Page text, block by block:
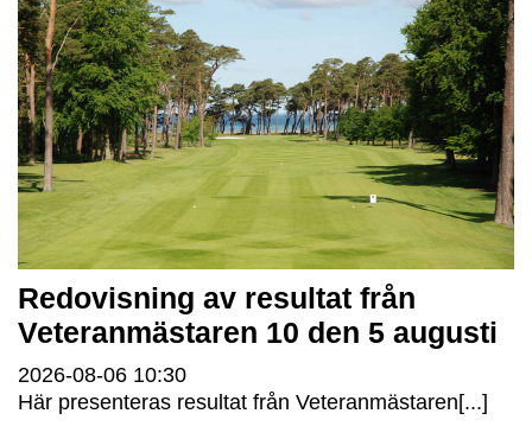
Redovisning av resultat från
Veteranmästaren 10 den 5 augusti
2026-08-06 10:30
Här presenteras resultat från Veteranmästaren[...]